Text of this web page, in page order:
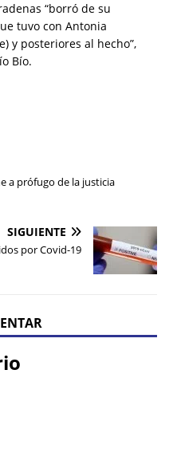
“borró de su
tuvo con Antonia
y posteriores al hecho”,
Bío.
a prófugo de la justicia
SIGUIENTE
por Covid-19